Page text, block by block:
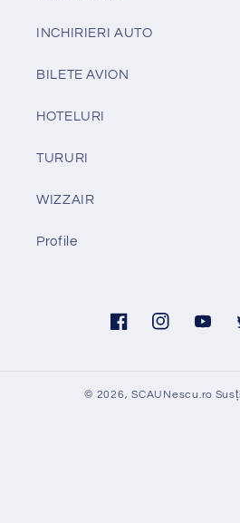
INCHIRIERI AUTO
BILETE AVION
HOTELURI
TURURI
WIZZAIR
Profile
FacebookInstagram
© 2026,SCAUNescu.ro